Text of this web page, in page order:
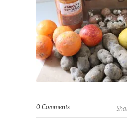
0 Comments